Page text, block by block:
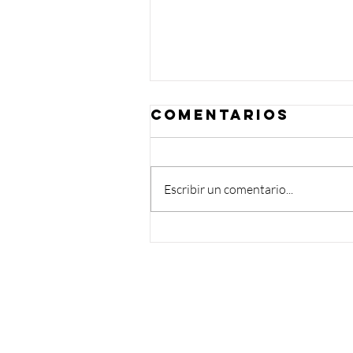
Un año de
Comentarios
Escribir un comentario...